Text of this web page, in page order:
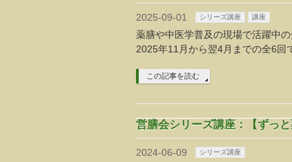
2025-09-01 シリーズ講座 講座
薬膳や中医学普及の現場で活躍中
2025年11月から翌4月までの全6回
この記事を読む
営膳会シリーズ講座：【ずっ
2024-06-09 シリーズ講座